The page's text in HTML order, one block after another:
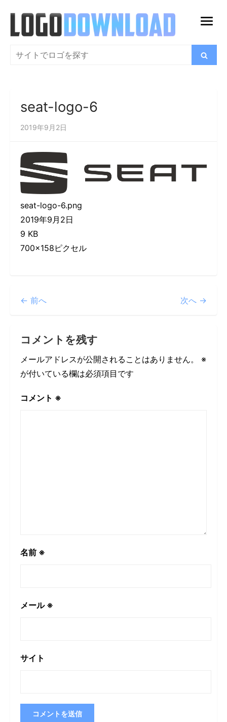
テ
メ
ュ
検
検
索
seat-logo-6
2019年9月2日
seat-logo-6.png
2019年9月2日
9 KB
700×158ピクセル
← 前へ 次へ →
コメントを残す
メールアドレスが公開されることはありません。
※
が付いている欄は必須項目です
コメント ※
名前 ※
メール ※
サイト